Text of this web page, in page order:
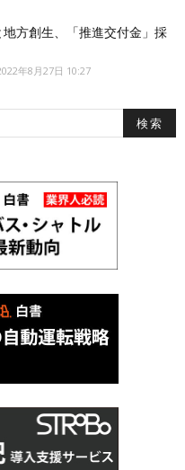
方創生、「推進交付金」採
年8月27日 10:27